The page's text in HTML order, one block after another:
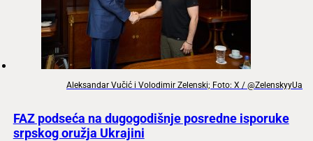
Aleksandar Vučić i Volodimir Zelenski; Foto: X / @ZelenskyyUa
FAZ podseća na dugogodišnje posredne isporuke
srpskog oružja Ukrajini